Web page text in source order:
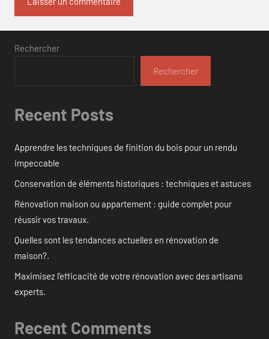
Rechercher
Rechercher
Recent Posts
Apprendre les techniques de finition du bois pour un rendu
impeccable
Conservation de éléments historiques : techniques et astuces
Rénovation maison ou appartement : guide complet pour
réussir vos travaux.
Quelles sont les tendances actuelles en rénovation de
maison?.
Maximisez l’efficacité de votre rénovation avec des artisans
experts.
Recent Comments